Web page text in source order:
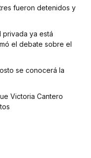
fueron detenidos y
privada ya está
el debate sobre el
se conocerá la
Victoria Cantero